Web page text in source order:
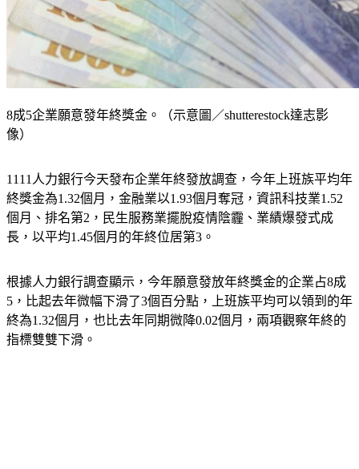
8成5企業願意發年終獎金。（示意圖／shutterestock達志影
像）
1111人力銀行今天發布企業年終發放調查，今年上班族平均年
終獎金為1.32個月，金融業以1.93個月奪冠，資訊科技業1.52
個月、排名第2，民生服務業擺脫疫情陰霾、業績爆發式成
長，以平均1.45個月的年終位居第3。
根據人力銀行調查顯示，今年願意發放年終獎金的企業占8成
5，比起去年微幅下滑了3個百分點，上班族平均可以領到的年
終為1.32個月，也比去年同期微降0.02個月，兩項觀察年終的
指標雙雙下滑。